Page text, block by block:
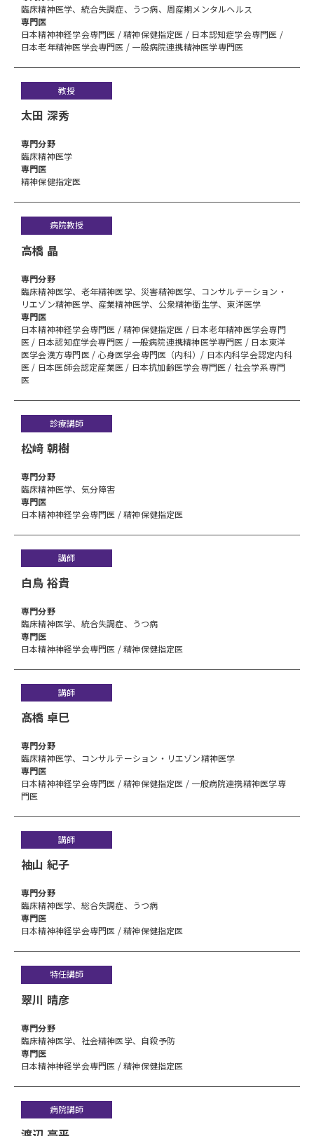
臨床精神医学、統合失調症、うつ病、周産期メンタルヘルス
専門医
日本精神神経学会専門医 / 精神保健指定医 / 日本認知症学会専門医 /
日本老年精神医学会専門医 / 一般病院連携精神医学専門医
教授
太田 深秀
専⾨分野
臨床精神医学
専門医
精神保健指定医
病院教授
高橋 晶
専⾨分野
臨床精神医学、老年精神医学、災害精神医学、コンサルテーション・
リエゾン精神医学、産業精神医学、公衆精神衛生学、東洋医学
専門医
日本精神神経学会専門医 / 精神保健指定医 / 日本老年精神医学会専門
医 / 日本認知症学会専門医 / 一般病院連携精神医学専門医 / 日本東洋
医学会漢方専門医 / 心身医学会専門医（内科）/ 日本内科学会認定内科
医 / 日本医師会認定産業医 / 日本抗加齢医学会専門医 / 社会学系専門
医
診療講師
松﨑 朝樹
専⾨分野
臨床精神医学、気分障害
専門医
日本精神神経学会専門医 / 精神保健指定医
講師
白鳥 裕貴
専⾨分野
臨床精神医学、統合失調症、うつ病
専門医
日本精神神経学会専門医 / 精神保健指定医
講師
髙橋 卓巳
専⾨分野
臨床精神医学、コンサルテーション・リエゾン精神医学
専門医
日本精神神経学会専門医 / 精神保健指定医 / 一般病院連携精神医学専
門医
講師
袖山 紀子
専⾨分野
臨床精神医学、総合失調症、うつ病
専門医
日本精神神経学会専門医 / 精神保健指定医
特任講師
翠川 晴彦
専⾨分野
臨床精神医学、社会精神医学、自殺予防
専門医
日本精神神経学会専門医 / 精神保健指定医
病院講師